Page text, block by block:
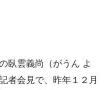
臥雲義尚（ がうん よ
者会見で、昨年１２月